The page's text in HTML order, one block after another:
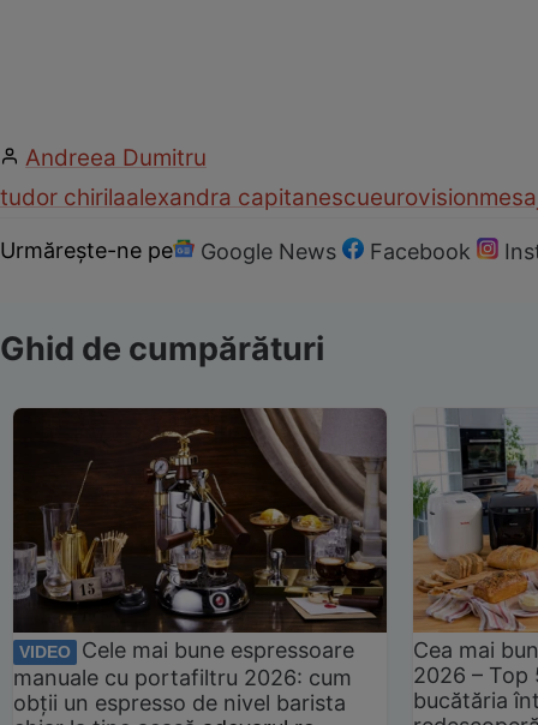
Andreea Dumitru
tudor chirilaalexandra capitanescueurovision
Urmărește-ne pe Google News Facebook
Ghid de cumpărături
VIDEO
Cele mai bune espressoare
manuale cu portafiltru 2026: cum
obții un espresso de nivel barista
Cea mai
2026 –
bucătăria